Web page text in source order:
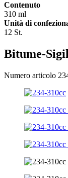
Contenuto
310 ml
Unità di
12 St.
Bitume-
Numero articolo